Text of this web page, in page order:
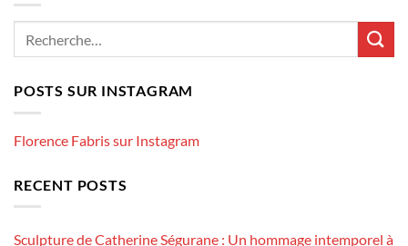
POSTS SUR INSTAGRAM
Florence Fabris sur Instagram
RECENT POSTS
Sculpture de Catherine Ségurane : Un hommage intemporel à